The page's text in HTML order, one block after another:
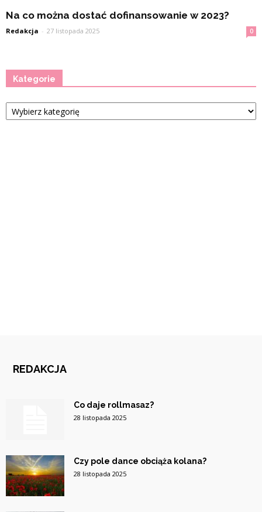
Na co można dostać dofinansowanie w 2023?
Redakcja - 27 listopada 2025 0
Kategorie
Kategorie
REDAKCJA
Co daje rollmasaz?
28 listopada 2025
Czy pole dance obciąża kolana?
28 listopada 2025